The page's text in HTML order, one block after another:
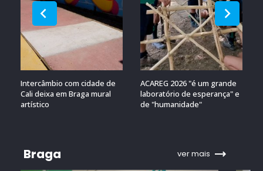
Intercâmbio com cidade de
Cali deixa em Braga mural
artístico
ACAREG 2026 "é um grande
laboratório de esperança" e
de "humanidade"
Braga ver mais